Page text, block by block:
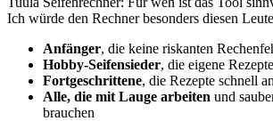
Ich würde den Rechner besonders diesen
Anfänger, die keine riskanten
Hobby-Seifensieder, die eigene
Fortgeschrittene, die Rezepte schnell
Alle, die mit Lauge arbeiten und
brauchen